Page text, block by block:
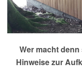
Wer macht
Hinweise zur